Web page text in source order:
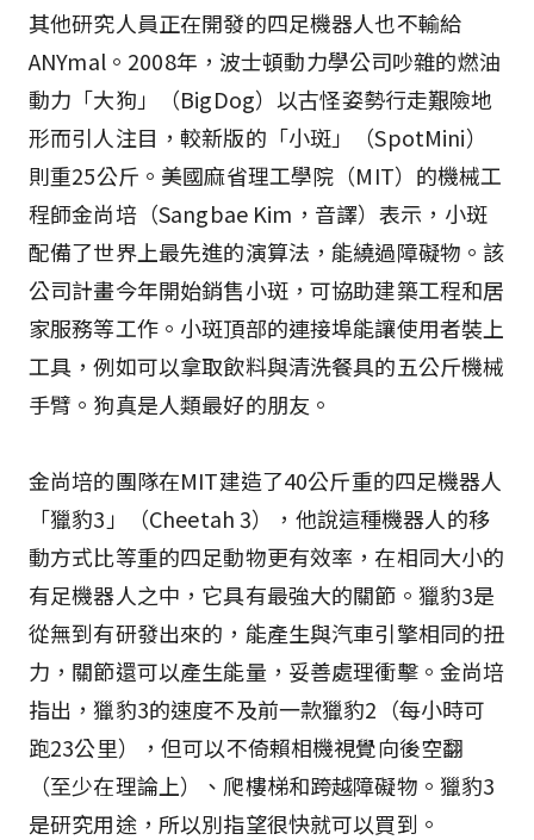
其他研究人員正在開發的四足機器人也不輸給
ANYmal。2008年，波士頓動力學公司吵雜的燃油
動力「大狗」（BigDog）以古怪姿勢行走艱險地
形而引人注目，較新版的「小斑」（SpotMini）
則重25公斤。美國麻省理工學院（MIT）的機械工
程師金尚培（Sangbae Kim，音譯）表示，小斑
配備了世界上最先進的演算法，能繞過障礙物。該
公司計畫今年開始銷售小斑，可協助建築工程和居
家服務等工作。小斑頂部的連接埠能讓使用者裝上
工具，例如可以拿取飲料與清洗餐具的五公斤機械
手臂。狗真是人類最好的朋友。
金尚培的團隊在MIT建造了40公斤重的四足機器人
「獵豹3」（Cheetah 3），他說這種機器人的移
動方式比等重的四足動物更有效率，在相同大小的
有足機器人之中，它具有最強大的關節。獵豹3是
從無到有研發出來的，能產生與汽車引擎相同的扭
力，關節還可以產生能量，妥善處理衝擊。金尚培
指出，獵豹3的速度不及前一款獵豹2（每小時可
跑23公里），但可以不倚賴相機視覺向後空翻
（至少在理論上）、爬樓梯和跨越障礙物。獵豹3
是研究用途，所以別指望很快就可以買到。